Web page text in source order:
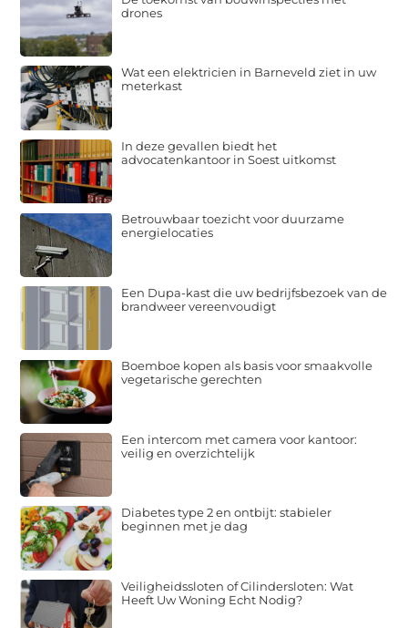
drones
Wat een elektricien in Barneveld ziet in uw
meterkast
In deze gevallen biedt het
advocatenkantoor in Soest uitkomst
Betrouwbaar toezicht voor duurzame
energielocaties
Een Dupa-kast die uw bedrijfsbezoek van de
brandweer vereenvoudigt
Boemboe kopen als basis voor smaakvolle
vegetarische gerechten
Een intercom met camera voor kantoor:
veilig en overzichtelijk
Diabetes type 2 en ontbijt: stabieler
beginnen met je dag
Veiligheidssloten of Cilindersloten: Wat
Heeft Uw Woning Echt Nodig?